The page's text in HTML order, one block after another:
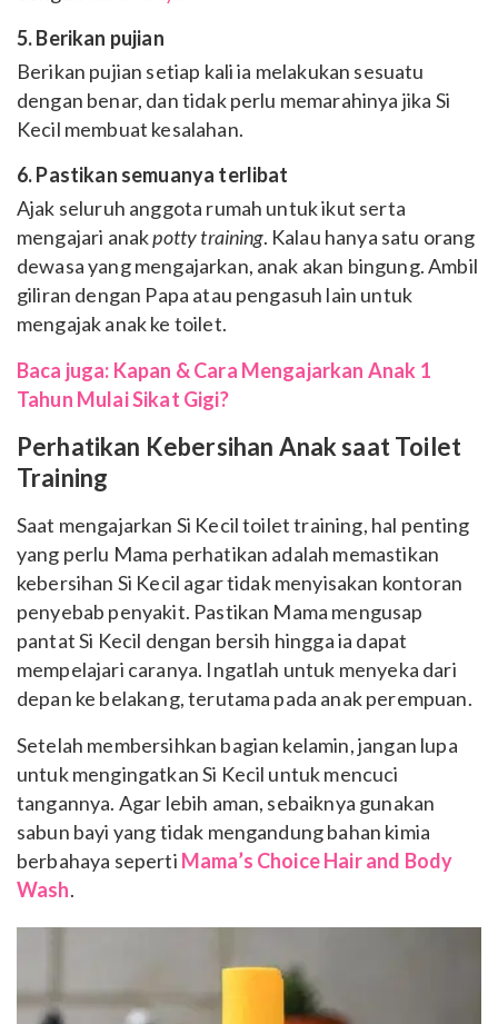
5. Berikan pujian
Berikan pujian setiap kali ia melakukan sesuatu
dengan benar, dan tidak perlu memarahinya jika Si
Kecil membuat kesalahan.
6. Pastikan semuanya terlibat
Ajak seluruh anggota rumah untuk ikut serta
mengajari anakpotty training. Kalau hanya satu orang
dewasa yang mengajarkan, anak akan bingung. Ambil
giliran dengan Papa atau pengasuh lain untuk
mengajak anak ke toilet.
Baca juga: Kapan & Cara Mengajarkan Anak 1
Tahun Mulai Sikat Gigi?
Perhatikan Kebersihan Anak saat Toilet
Training
Saat mengajarkan Si Kecil toilet training, hal penting
yang perlu Mama perhatikan adalah memastikan
kebersihan Si Kecil agar tidak menyisakan kontoran
penyebab penyakit. Pastikan Mama mengusap
pantat Si Kecil dengan bersih hingga ia dapat
mempelajari caranya. Ingatlah untuk menyeka dari
depan ke belakang, terutama pada anak perempuan.
Setelah membersihkan bagian kelamin, jangan lupa
untuk mengingatkan Si Kecil untuk mencuci
tangannya. Agar lebih aman, sebaiknya gunakan
sabun bayi yang tidak mengandung bahan kimia
berbahaya seperti Mama’s Choice Hair and Body
Wash.